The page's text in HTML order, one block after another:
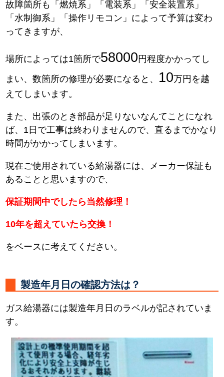
故障箇所も「燃焼系」「電装系」「安全装置系」
「水制御系」「操作リモコン」によって予算は変わ
ってきますが、
場所によっては1箇所で58000 円程度かかってし
まい、数箇所の修理が必要になると、 10万円を越
えてしまいます。
また、出張のとき部品が足りないなんてことになれ
ば、1日で工事は終わりませんので、直るまでかなり
時間がかかってしまいます。
現在ご使用されている給湯器には、メーカー保証も
あることと思いますので、
保証期間中でしたら当然修理！
10年を超えていたら交換！
をベースに考えてください。
製造年月日の確認方法は？
ガス給湯器には製造年月日のラベルが記されていま
す。